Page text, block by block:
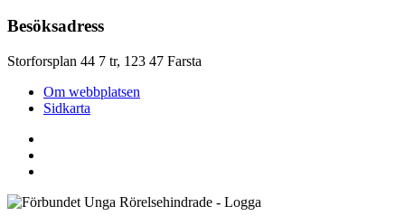
Besöksadress
Storforsplan 44 7 tr, 123 47 Farsta
Om webbplatsen
Sidkarta